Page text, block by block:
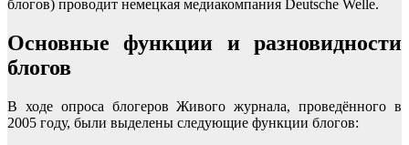
блогов) проводит немецкая медиакомпания Deutsche Welle.
Основные функции и разновидности
блогов
В ходе опроса блогеров Живого журнала, проведённого в
2005 году, были выделены следующие функции блогов: